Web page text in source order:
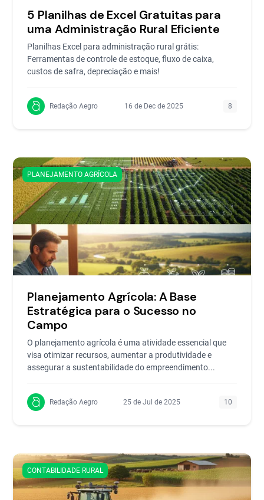
5 Planilhas de Excel Gratuitas para
uma Administração Rural Eficiente
Planilhas Excel para administração rural grátis:
Ferramentas de controle de estoque, fluxo de caixa,
custos de safra, depreciação e mais!
Redação Aegro 16 de Dec de 2025 8
PLANEJAMENTO AGRÍCOLA
Planejamento Agrícola: A Base
Estratégica para o Sucesso no
Campo
O planejamento agrícola é uma atividade essencial que
visa otimizar recursos, aumentar a produtividade e
assegurar a sustentabilidade do empreendimento...
Redação Aegro 25 de Jul de 2025 10
CONTABILIDADE RURAL